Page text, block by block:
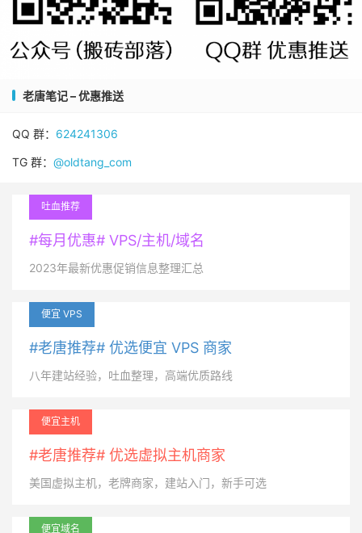
老唐笔记 – 优惠推送
QQ 群： 624241306
TG 群： @oldtang_com
吐血推荐
#每月优惠# VPS/主机/域名
2023年最新优惠促销信息整理汇总
便宜 VPS
#老唐推荐# 优选便宜 VPS 商家
八年建站经验，吐血整理，高端优质路线
便宜主机
#老唐推荐# 优选虚拟主机商家
美国虚拟主机，老牌商家，建站入门，新手可选
便宜域名